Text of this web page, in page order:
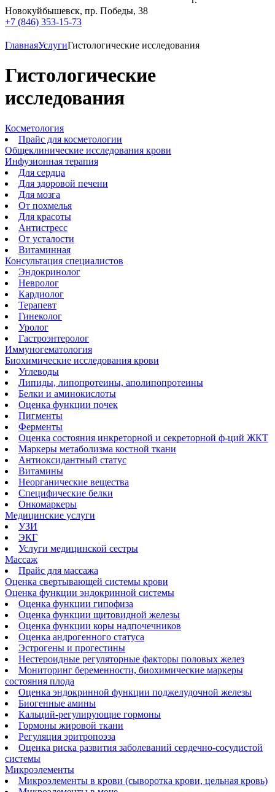
Новокуйбышевск, пр. Победы, 38
+7 (846) 353-15-73
ГлавнаяУслугиГистологические исследования
Гистологические
исследования
Косметология
Прайс для косметологии
Общеклинические исследования крови
Инфузионная терапия
Для сердца
Для здоровой печени
Для мозга
От похмелья
Для красоты
Антистресс
От усталости
Витаминная
Консультация специалистов
Эндокринолог
Невролог
Кардиолог
Терапевт
Гинеколог
Уролог
Гастроэнтеролог
Иммуногематология
Биохимические исследования крови
Углеводы
Липиды, липопротеины, аполипопротеины
Белки и аминокислоты
Оценка функции почек
Пигменты
Ферменты
Оценка состояния инкреторной и секреторной ф-ций ЖКТ
Маркеры метаболизма костной ткани
Антиоксидантный статус
Витамины
Неорганические вещества
Специфические белки
Онкомаркеры
Медицинские услуги
УЗИ
ЭКГ
Услуги медицинской сестры
Массаж
Прайс для массажа
Оценка свертывающей системы крови
Оценка функции эндокринной системы
Оценка функции гипофиза
Оценка функции щитовидной железы
Оценка функции коры надпочечников
Оценка андрогенного статуса
Эстрогены и прогестины
Нестероидные регуляторные факторы половых желез
Мониторинг беременности, биохимические маркеры
состояния плода
Оценка эндокринной функции поджелудочной железы
Биогенные амины
Кальций-регулирующие гормоны
Гормоны жировой ткани
Регуляция эритропоэза
Оценка риска развития заболеваний сердечно-сосудистой
системы
Микроэлементы
Микроэлементы в крови (сыворотка крови, цельная кровь)